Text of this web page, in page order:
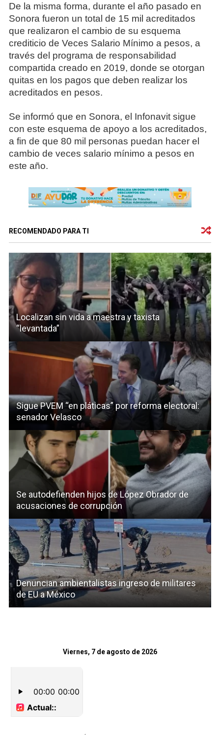
De la misma forma, durante el año pasado en
Sonora fueron un total de 15 mil acreditados
que realizaron el cambio de su esquema
crediticio de Veces Salario Mínimo a pesos, a
través del programa de responsabilidad
compartida creado en 2019, donde se otorgan
quitas en los pagos que deben realizar los
acreditados en pesos.
Se informó que en Sonora, el Infonavit sigue
con este esquema de apoyo a los acreditados,
a fin de que 80 mil personas puedan hacer el
cambio de veces salario mínimo a pesos en
este año.
RECOMENDADO PARA TI
Localizan sin vida a maestra y taxista
“levantada”
Sigue PVEM “en pláticas” por reforma electoral:
senador Velasco
Se autodefienden hijos de López Obrador de
acusaciones de corrupción
Denuncian ambientalistas ingreso de militares
de EU a México
Viernes, 7 de agosto de 2026